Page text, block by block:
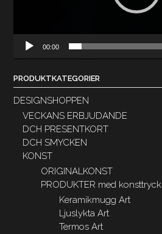
00:00
PRODUKTKATEGORIER
DESIGNSHOPPEN
VECKANS ERBJUDANDE
DCH PRESENTKORT
DCH SMYCKEN
KONST
ORIGINALKONST
PRODUKTER med konsttryck
Keramikmugg Art
Ljuslykta Art
Termos Art